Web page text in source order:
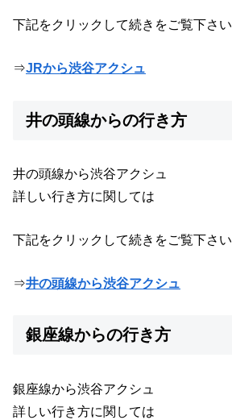
下記をクリックして続きをご覧下さい
⇒JRから渋谷アクシュ
井の頭線からの行き方
井の頭線から渋谷アクシュ
詳しい行き方に関しては
下記をクリックして続きをご覧下さい
⇒井の頭線から渋谷アクシュ
銀座線からの行き方
銀座線から渋谷アクシュ
詳しい行き方に関しては